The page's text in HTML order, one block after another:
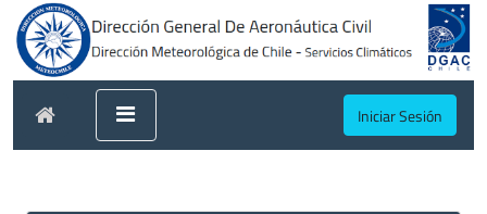
Iniciar Sesión